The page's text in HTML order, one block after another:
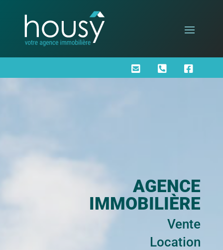
  
AGENCE
IMMOBILIÈRE
Vente
Location